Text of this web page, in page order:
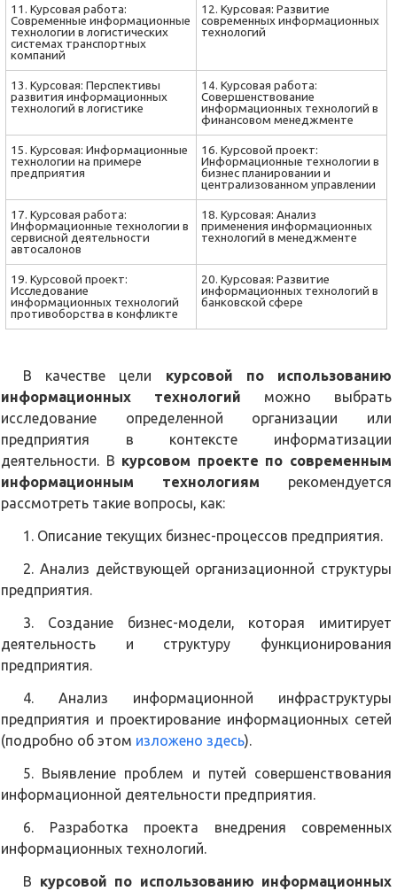
11. Курсовая работа:
Современные информационные
технологии в логистических
системах транспортных
компаний
12. Курсовая: Развитие
современных информационных
технологий
13. Курсовая: Перспективы
развития информационных
технологий в логистике
14. Курсовая работа:
Совершенствование
информационных технологий в
финансовом менеджменте
15. Курсовая: Информационные
технологии на примере
предприятия
16. Курсовой проект:
Информационные технологии в
бизнес планировании и
централизованном управлении
17. Курсовая работа:
Информационные технологии в
сервисной деятельности
автосалонов
18. Курсовая: Анализ
применения информационных
технологий в менеджменте
19. Курсовой проект:
Исследование
информационных технологий
противоборства в конфликте
20. Курсовая: Развитие
информационных технологий в
банковской сфере
В качестве цели курсовой по использованию
информационных технологий можно выбрать
исследование определенной организации или
предприятия в контексте информатизации
деятельности. В курсовом проекте по современным
информационным технологиям рекомендуется
рассмотреть такие вопросы, как:
1. Описание текущих бизнес-процессов предприятия.
2. Анализ действующей организационной структуры
предприятия.
3. Создание бизнес-модели, которая имитирует
деятельность и структуру функционирования
предприятия.
4. Анализ информационной инфраструктуры
предприятия и проектирование информационных сетей
(подробно об этом изложено здесь).
5. Выявление проблем и путей совершенствования
информационной деятельности предприятия.
6. Разработка проекта внедрения современных
информационных технологий.
В курсовой по использованию информационных